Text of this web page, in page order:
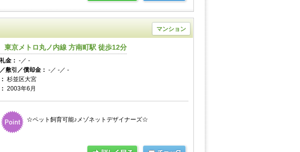
マンション
東京メトロ丸ノ内線 方南町駅 徒歩12分
金： -／ -
敷引／償却金： -／ -／ -
杉並区大宮
2003年6月
☆ペット飼育可能♪メゾネットデザイナーズ☆